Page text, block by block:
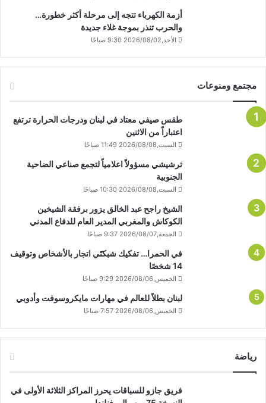
أزمة الكهرباء تتجه إلى مرحلة أكثر خطورة…
والحرب تنذر بموجة غلاء جديدة
الأحد,2026/08/02 9:30 صباحًا
مجتمع ومنوعات
طقس صيفي معتاد في لبنان ودرجات الحرارة ترتفع
اعتباراً من الاثنين
السبت,2026/08/08 11:49 صباحًا
ترشيشي مسؤولاً اعلامياً لتجمع صناعي الضاحية
الجنوبية
السبت,2026/08/08 10:30 صباحًا
الشيخ راجح عبد الخالق يزور برفقة الشيخين
الكوكاش والمغربي المدير العام للدفاع المدني
الجمعة,2026/08/07 9:37 صباحًا
في الحمرا… تفكيك شبكتَي اتجار بالأشخاص وتوقيف
14 شخصًا
الخميس,2026/08/06 9:29 صباحًا
لبنان بطلاً للعالم في مهارات مايكروسوفت وأدوبي
الخميس,2026/08/06 7:57 صباحًا
رياضة
فريق جازو للسباقات يحرز المراكز الثلاثة الأولى في